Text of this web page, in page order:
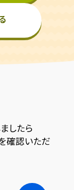
したら
確認いただ